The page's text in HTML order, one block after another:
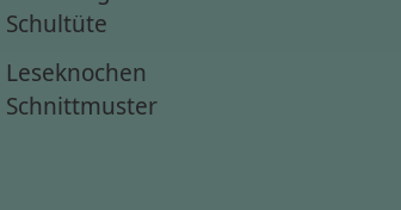
Schultüte
Leseknochen
Schnittmuster